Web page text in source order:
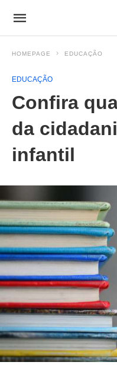
HOMEPAGE EDUCAÇÃO
EDUCAÇÃO
Confira
da
infantil